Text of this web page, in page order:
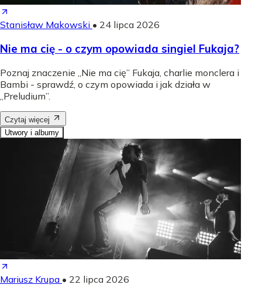
Stanisław Makowski • 24 lipca 2026
Nie ma cię - o czym opowiada singiel Fukaja?
Poznaj znaczenie „Nie ma cię” Fukaja, charlie monclera i
Bambi - sprawdź, o czym opowiada i jak działa w
„Preludium”.
Czytaj więcej
Utwory i albumy
Mariusz Krupa • 22 lipca 2026